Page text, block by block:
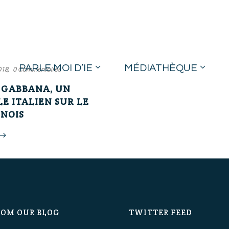
PARLE MOI D’IE MÉDIATHÈQUE
0 Commentaires
UN
ITALIEN SUR LE
OUR BLOG TWITTER FEED